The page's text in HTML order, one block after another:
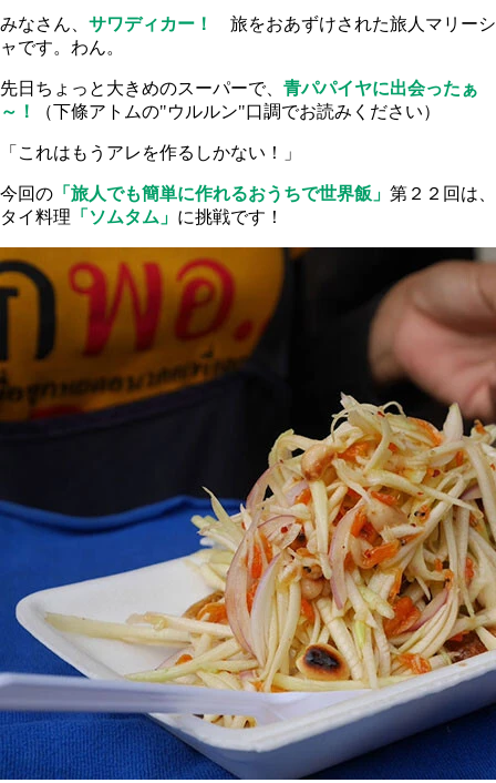
みなさん、 サワディカー！
旅をおあずけされた旅人マリーシ
ャです。わん。
先日ちょっと大きめのスーパーで、 青パパイヤに出会ったぁ
～！
（下條アトムの"ウルルン"口調でお読みください）
「これはもうアレを作るしかない！」
今回の 「旅人でも簡単に作れるおうちで世界飯」 第２２回は、
タイ料理 「ソムタム」 に挑戦です！